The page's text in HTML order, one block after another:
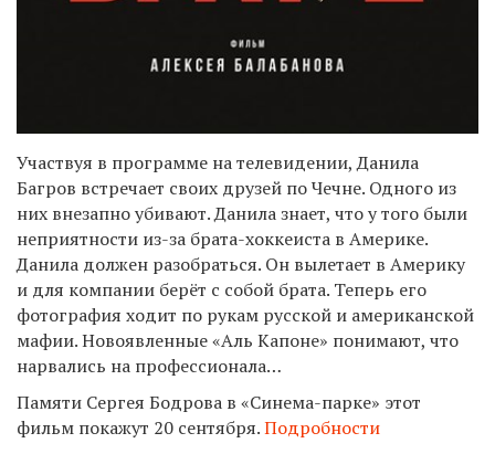
Участвуя в программе на телевидении, Данила
Багров встречает своих друзей по Чечне. Одного из
них внезапно убивают. Данила знает, что у того были
неприятности из-за брата-хоккеиста в Америке.
Данила должен разобраться. Он вылетает в Америку
и для компании берёт с собой брата. Теперь его
фотография ходит по рукам русской и американской
мафии. Новоявленные «Аль Капоне» понимают, что
нарвались на профессионала…
Памяти Сергея Бодрова в «Синема-парке» этот
фильм покажут 20 сентября.Подробности